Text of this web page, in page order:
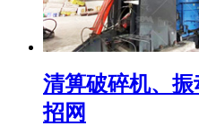
清箅破碎机、
招网